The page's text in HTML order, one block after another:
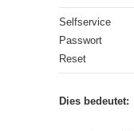
Selfservice
Passwort
Reset
Dies bedeutet: